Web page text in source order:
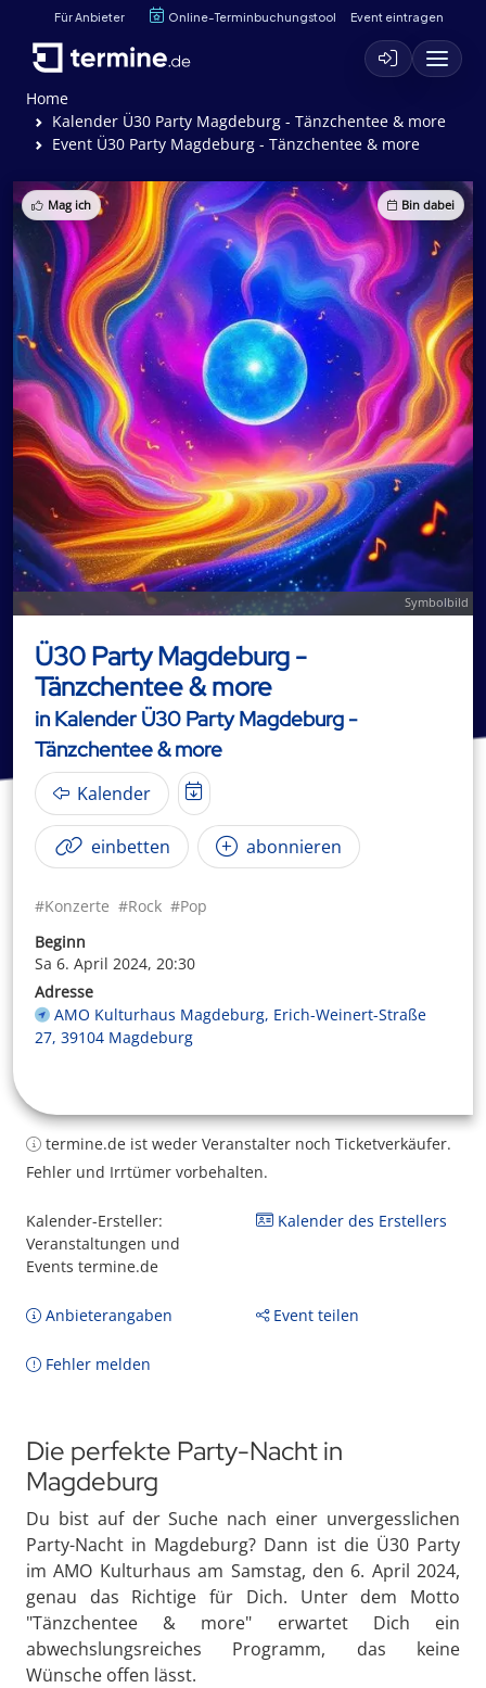
Für Anbieter Online-Terminbuchungstool Event eintragen
Home
Kalender Ü30 Party Magdeburg - Tänzchentee & more
Event Ü30 Party Magdeburg - Tänzchentee & more
Mag ich Bin dabei
Symbolbild
Ü30 Party Magdeburg -
Tänzchentee & more
in Kalender Ü30 Party Magdeburg -
Tänzchentee & more
Kalender
einbetten abonnieren
#Konzerte #Rock #Pop
Beginn
Sa 6. April 2024, 20:30
Adresse
AMO Kulturhaus Magdeburg, Erich-Weinert-Straße
27, 39104 Magdeburg
termine.de ist weder Veranstalter noch Ticketverkäufer.
Fehler und Irrtümer vorbehalten.
Kalender-Ersteller:
Veranstaltungen und
Events termine.de
Kalender des Erstellers
Anbieterangaben Event teilen
Fehler melden
Die perfekte Party-Nacht in
Magdeburg
Du bist auf der Suche nach einer unvergesslichen
Party-Nacht in Magdeburg? Dann ist die Ü30 Party
im AMO Kulturhaus am Samstag, den 6. April 2024,
genau das Richtige für Dich. Unter dem Motto
"Tänzchentee & more" erwartet Dich ein
abwechslungsreiches Programm, das keine
Wünsche offen lässt.